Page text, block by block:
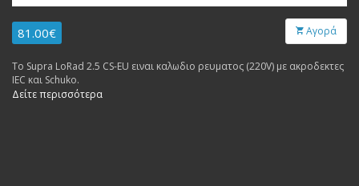
81.00€ Αγορά
Το Supra LoRad 2.5 CS-EU ειναι καλωδιο ρευματος (220V) με ακροδεκτες
IEC και Schuko.
Δείτε περισσότερα